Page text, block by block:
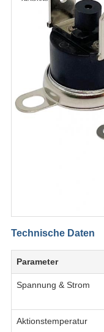
Technische Daten
Parameter
Spannung & Strom
Aktionstemperatur